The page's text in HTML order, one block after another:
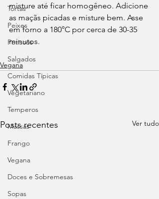
Tortas
Peixes
Petiscos
Salgados
Comidas Típicas
Vegetariano
Temperos
Massas
Frango
Vegana
Doces e Sobremesas
Sopas
misture até ficar homogêneo. Adicione
as maçãs picadas e misture bem. Asse
em forno a 180°C por cerca de 30-35
minutos.
Vegana
Posts recentes Ver tudo